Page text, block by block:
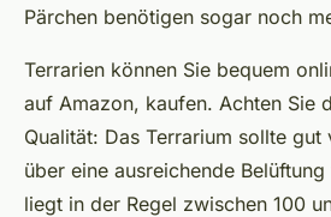
Pärchen benötigen sogar noch
Terrarien können Sie bequem
auf Amazon, kaufen. Achten Sie
Qualität: Das Terrarium sollte gut
über eine ausreichende
liegt in der Regel zwischen 100